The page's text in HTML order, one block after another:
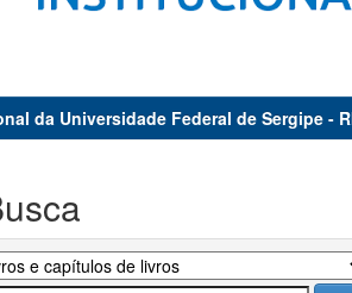
da Universidade Federal de Sergipe -